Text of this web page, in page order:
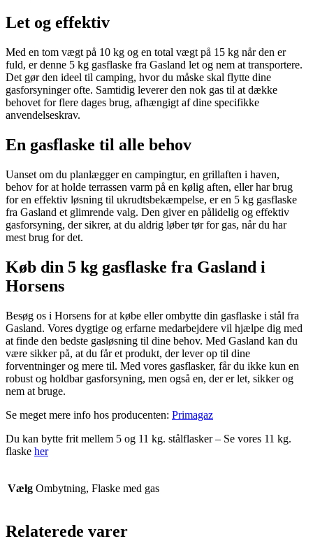
Let og effektiv
Med en tom vægt på 10 kg og en total vægt på 15 kg når den er
fuld, er denne 5 kg gasflaske fra Gasland let og nem at transportere.
Det gør den ideel til camping, hvor du måske skal flytte dine
gasforsyninger ofte. Samtidig leverer den nok gas til at dække
behovet for flere dages brug, afhængigt af dine specifikke
anvendelseskrav.
En gasflaske til alle behov
Uanset om du planlægger en campingtur, en grillaften i haven,
behov for at holde terrassen varm på en kølig aften, eller har brug
for en effektiv løsning til ukrudtsbekæmpelse, er en 5 kg gasflaske
fra Gasland et glimrende valg. Den giver en pålidelig og effektiv
gasforsyning, der sikrer, at du aldrig løber tør for gas, når du har
mest brug for det.
Køb din 5 kg gasflaske fra Gasland i
Horsens
Besøg os i Horsens for at købe eller ombytte din gasflaske i stål fra
Gasland. Vores dygtige og erfarne medarbejdere vil hjælpe dig med
at finde den bedste gasløsning til dine behov. Med Gasland kan du
være sikker på, at du får et produkt, der lever op til dine
forventninger og mere til. Med vores gasflasker, får du ikke kun en
robust og holdbar gasforsyning, men også en, der er let, sikker og
nem at bruge.
Se meget mere info hos producenten: Primagaz
Du kan bytte frit mellem 5 og 11 kg. stålflasker – Se vores 11 kg.
flaske her
Vælg Ombytning, Flaske med gas
Relaterede varer